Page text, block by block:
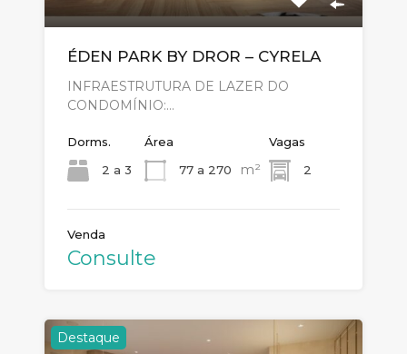
ÉDEN PARK BY DROR – CYRELA
INFRAESTRUTURA DE LAZER DO
CONDOMÍNIO:…
Dorms.
2 a 3
Área
77 a 270
m²
Vagas
2
Venda
Consulte
Destaque